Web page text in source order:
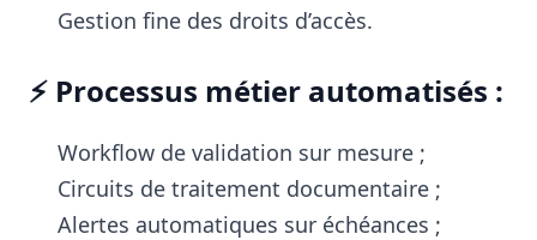
Gestion fine des droits d’accès.
⚡ Processus métier automatisés :
Workflow de validation sur mesure ;
Circuits de traitement documentaire ;
Alertes automatiques sur échéances ;